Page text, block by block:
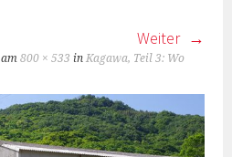
Weiter
am800 × 533 inKagawa, Teil 3: Wo